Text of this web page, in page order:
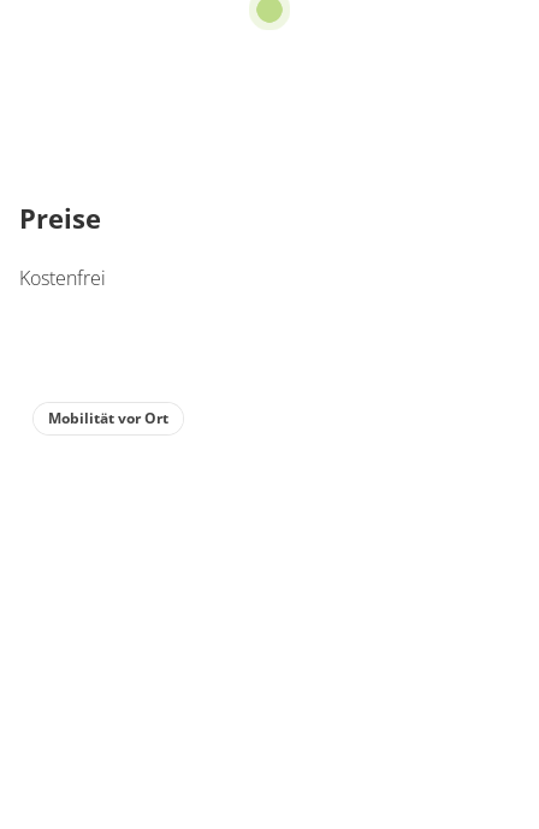
Preise
Kostenfrei
Mobilität vor Ort